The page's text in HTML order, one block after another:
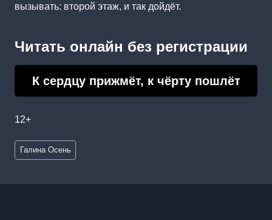
вызывать: второй этаж, и так дойдёт.
Читать онлайн без регистрации
К сердцу прижмёт, к чёрту пошлёт
12+
Метки
записи:
Галина Осень